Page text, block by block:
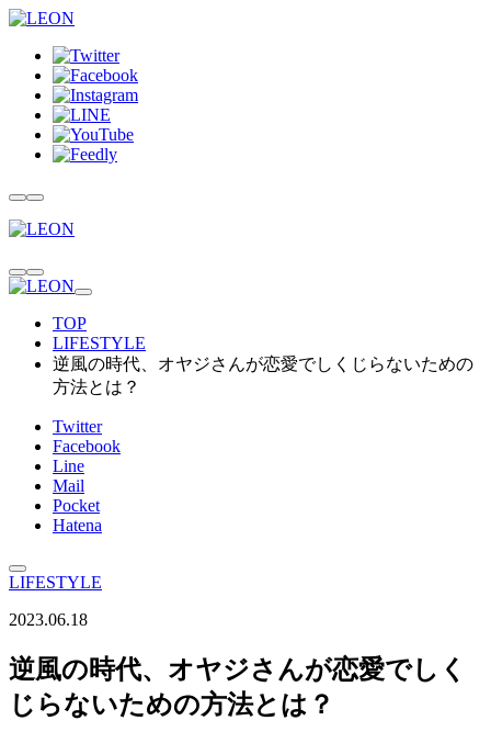
TOP
LIFESTYLE
逆風の時代、オヤジさんが恋愛でしくじらないための
方法とは？
Twitter
Facebook
Line
Mail
Pocket
Hatena
LIFESTYLE
2023.06.18
逆風の時代、オヤジさんが恋愛でしく
じらないための方法とは？